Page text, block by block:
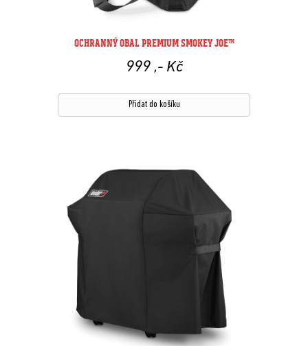
OCHRANNÝ OBAL PREMIUM SMOKEY JOE™
999 ,- Kč
Přidat do košíku